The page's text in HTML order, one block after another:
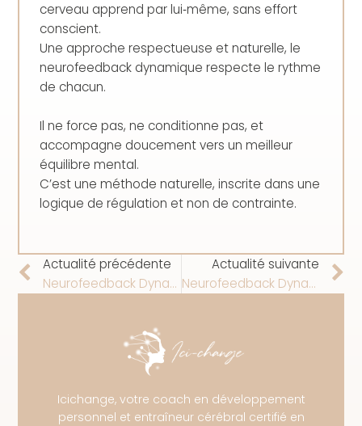
cerveau apprend par lui‑même, sans effort
conscient.
Une approche respectueuse et naturelle, le
neurofeedback dynamique respecte le rythme
de chacun.
Il ne force pas, ne conditionne pas, et
accompagne doucement vers un meilleur
équilibre mental.
C’est une méthode naturelle, inscrite dans une
logique de régulation et non de contrainte.
Icichange, votre coach en développement
personnel et entraîneur cérébral certifié en
Actualité précédente
Neurofeedback Dynamique et Anxiété: bienfaits, déroulement et pertinence
Actualité suivante
Neurofeedback Dynamique et Concentration : bienfaits, déroulement et pertinence